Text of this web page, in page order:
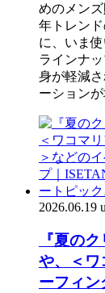
めのメン
年トレン
に、いま
ラインナ
身が軽減
ーション
2026.06.19
『夏の
や、＜ワ
ーフィン